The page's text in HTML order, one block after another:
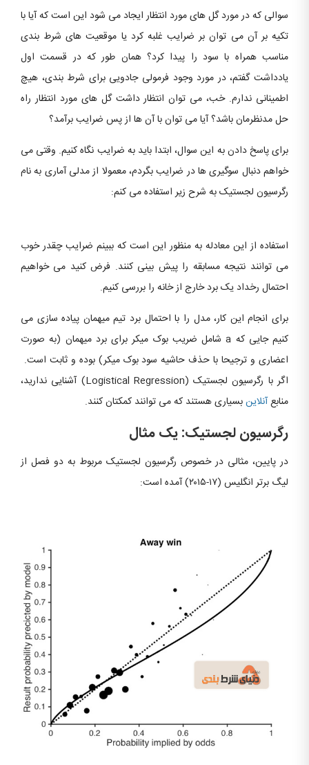
سوالی که در مورد گل های مورد انتظار ایجاد می شود این است که آیا با
تکیه بر آن می توان بر ضرایب غلبه کرد یا موقعیت های شرط بندی
مناسب همراه با سود را پیدا کرد؟ همان طور که در قسمت اول
یادداشت گفتم، در مورد وجود فرمولی جادویی برای شرط بندی، هیچ
اطمینانی ندارم. خب، می توان انتظار داشت گل های مورد انتظار راه
حل مدنظرمان باشد؟ آیا می توان با آن ها از پس ضرایب برآمد؟
برای پاسخ دادن به این سوال، ابتدا باید به ضرایب نگاه کنیم. وقتی می
خواهم دنبال سوگیری ها در ضرایب بگردم، معمولا از مدلی آماری به نام
رگرسیون لجستیک به شرح زیر استفاده می کنم:
استفاده از این معادله به منظور این است که ببینم ضرایب چقدر خوب
می توانند نتیجه مسابقه را پیش بینی کنند. فرض کنید می خواهیم
احتمال رخداد یک برد خارج از خانه را بررسی کنیم.
برای انجام این کار، مدل را با احتمال برد تیم میهمان پیاده سازی می
کنیم جایی که a شامل ضریب بوک میکر برای برد میهمان (به صورت
اعضاری و ترجیحا با حذف حاشیه سود بوک میکر) بوده و ثابت است.
اگر با رگرسیون لجستیک (Logistical Regression) آشنایی ندارید،
منابعآنلاینبسیاری هستند که می توانند کمکتان کنند.
رگرسیون لجستیک: یک مثال
در پایین، مثالی در خصوص رگرسیون لجستیک مربوط به دو فصل از
لیگ برتر انگلیس (۱۷-۲۰۱۵) آمده است: